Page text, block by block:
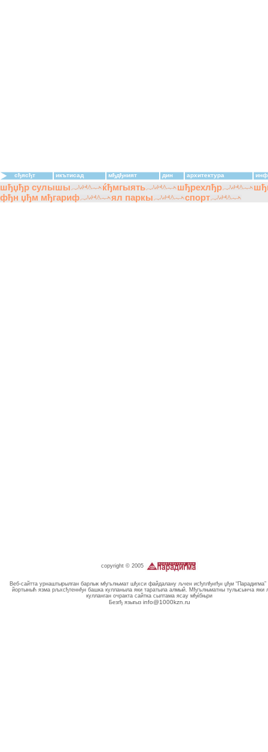
сђясђт икътисад мђдђният дин архитектура
шђџђр сулышы ќђмгыять шђрехлђр
фђн џђм мђгариф
ял паркы спорт
copyright © 2005
Веб-сайтта урнаштырылган барлык мђгълњмат шђхси файдалану љчен исђплђнгђн џђм “Парадигма”
йортыныћ язма рљхсђтеннђн башка кулланыла яки таратыла алмый. Мђгълњматны тулысынча яки
кулланган очракта сайтка сылтама ясау мђќбњри
Безгђ языгыз info@1000kzn.ru